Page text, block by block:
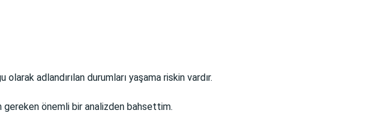
adlandırılan durumları yaşama riskin vardır.
gereken önemli bir analizden bahsettim.